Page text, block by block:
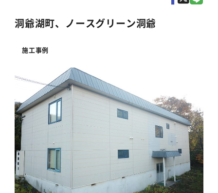
洞爺湖町、ノースグリーン洞爺
施工事例